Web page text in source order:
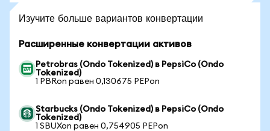
Изучите больше вариантов конвертации
Расширенные конвертации активов
Petrobras (Ondo Tokenized) в PepsiCo (Ondo
Tokenized)
1 PBRon равен 0,130675 PEPon
Starbucks (Ondo Tokenized) в PepsiCo (Ondo
Tokenized)
1 SBUXon равен 0,754905 PEPon